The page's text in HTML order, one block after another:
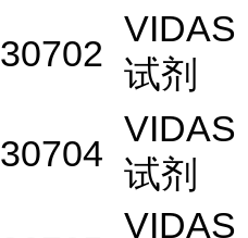
30702
VIDAS
试剂
30704
VIDAS
试剂
VIDAS